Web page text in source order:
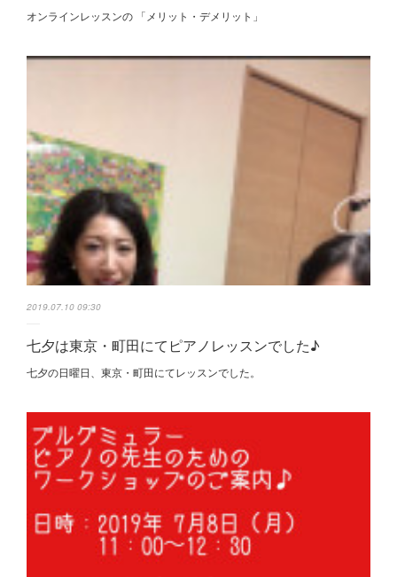
オンラインレッスンの 「メリット・デメリット」
2019.07.10 09:30
七夕は東京・町田にてピアノレッスンでした♪
七夕の日曜日、東京・町田にてレッスンでした。